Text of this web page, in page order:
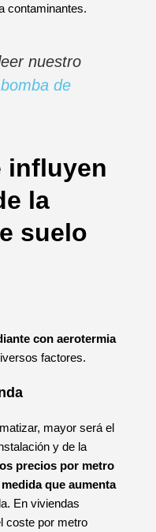
contaminantes.
nuestro
de
influyen
la
suelo
con aerotermia
factores.
mayor será el
y de la
precios por metro
que aumenta
En viviendas
coste por metro